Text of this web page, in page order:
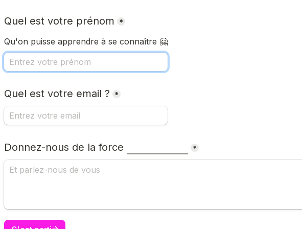
Quel est votre prénom *
Qu'on puisse apprendre à se connaître 🤗
Quel est votre email ? *
Donnez-nous de la force *